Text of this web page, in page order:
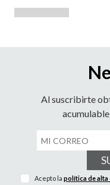
Al suscribirte
Acepto lapolítica de